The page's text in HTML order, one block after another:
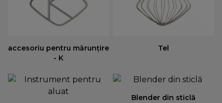
accesoriu pentru mărunţire
- K
Tel
Blender din sticlă